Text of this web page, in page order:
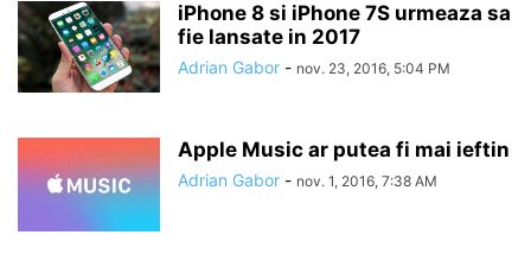
iPhone 8 si iPhone 7S urmeaza sa
fie lansate in 2017
Adrian Gabor - nov. 23, 2016, 5:04 PM
Apple Music ar putea fi mai ieftin
Adrian Gabor - nov. 1, 2016, 7:38 AM